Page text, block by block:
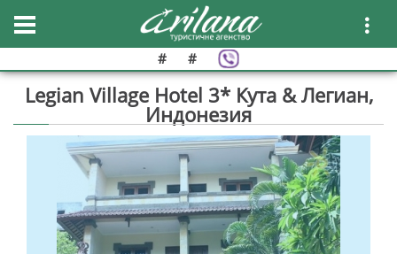
# #
Legian Village Hotel 3* Кута & Легиан,
Индонезия